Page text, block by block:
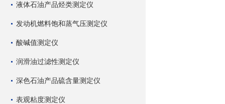
液体石油产品烃类测定仪
发动机燃料饱和蒸气压测定仪
酸碱值测定仪
润滑油过滤性测定仪
深色石油产品硫含量测定仪
表观粘度测定仪